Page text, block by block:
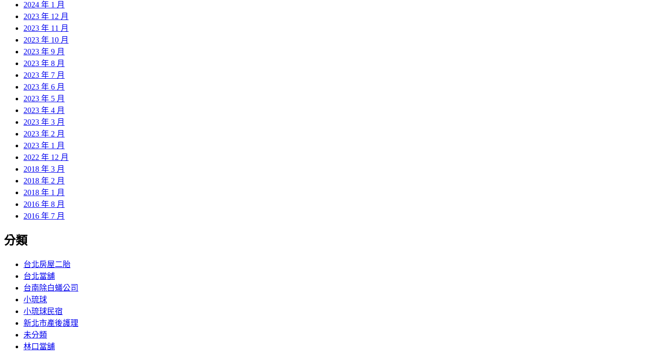
2024 年 1 月
2023 年 12 月
2023 年 11 月
2023 年 10 月
2023 年 9 月
2023 年 8 月
2023 年 7 月
2023 年 6 月
2023 年 5 月
2023 年 4 月
2023 年 3 月
2023 年 2 月
2023 年 1 月
2022 年 12 月
2018 年 3 月
2018 年 2 月
2018 年 1 月
2016 年 8 月
2016 年 7 月
分類
台北房屋二胎
台北當舖
台南除白蟻公司
小琉球
小琉球民宿
新北市產後護理
未分類
林口當舖